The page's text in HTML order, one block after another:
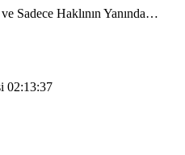
Sadece Haklının Yanında…
02:13:37